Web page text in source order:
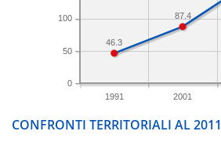
1991 2001
0
50
100 87.4
46.3
CONFRONTI TERRITORIALI AL 2011